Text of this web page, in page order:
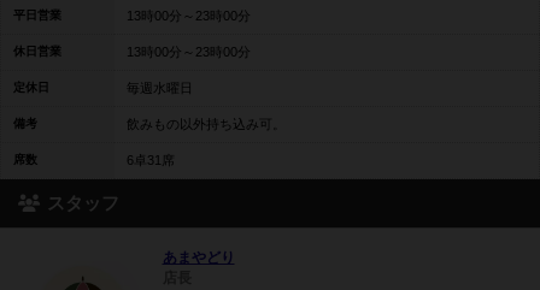
平日営業 13時00分～23時00分
休日営業 13時00分～23時00分
定休日 毎週水曜日
備考 飲みもの以外持ち込み可。
席数 6卓31席
スタッフ
あまやどり